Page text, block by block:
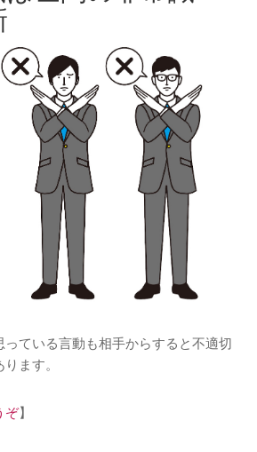
っている言動も相手からすると不適切
ます。
ぞ】